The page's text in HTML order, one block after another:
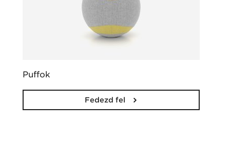
Puffok
Fedezd fel